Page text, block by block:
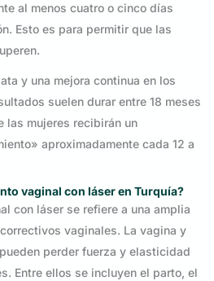
al menos cuatro o cinco días
Esto es para permitir que las
y una mejora continua en los
suelen durar entre 18 meses
las mujeres recibirán un
aproximadamente cada 12 a
vaginal con láser en Turquía?
con láser se refiere a una amplia
vaginales. La vagina y
perder fuerza y elasticidad
Entre ellos se incluyen el parto, el